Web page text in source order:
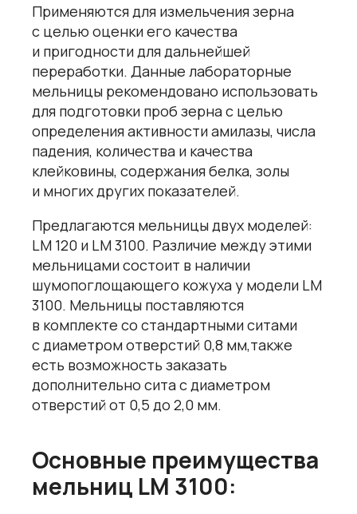
Применяются для измельчения зерна
с целью оценки его качества
и пригодности для дальнейшей
переработки. Данные лабораторные
мельницы рекомендовано использовать
для подготовки проб зерна с целью
определения активности амилазы, числа
падения, количества и качества
клейковины, содержания белка, золы
и многих других показателей.
Предлагаются мельницы двух моделей:
LM 120 и LM 3100. Различие между этими
мельницами состоит в наличии
шумопоглощающего кожуха у модели LM
3100. Мельницы поставляются
в комплекте со стандартными ситами
с диаметром отверстий 0,8 мм,также
есть возможность заказать
дополнительно сита с диаметром
отверстий от 0,5 до 2,0 мм.
Основные преимущества
мельниц LM 3100: